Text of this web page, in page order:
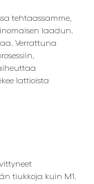
tehtaassamme,
laadun.
Verrattuna
lattioista
tiukkoja kuin M1.